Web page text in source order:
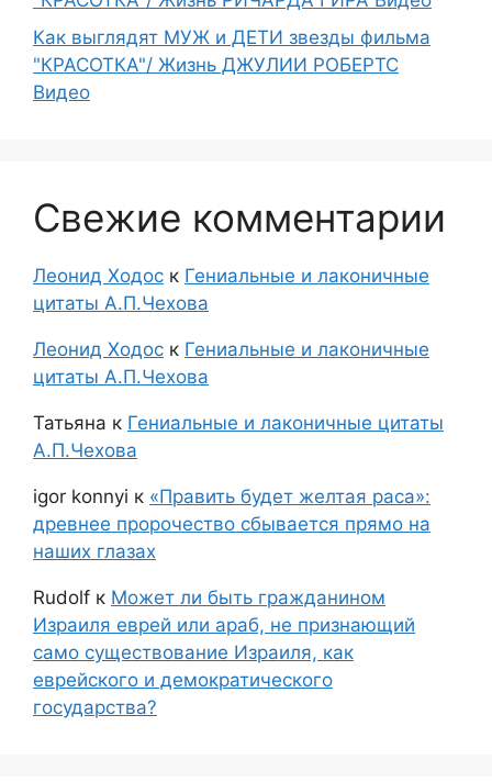
Как выглядят МУЖ и ДЕТИ звезды фильма
"КРАСОТКА"/ Жизнь ДЖУЛИИ РОБЕРТС
Видео
Свежие комментарии
Леонид Ходос к Гениальные и лаконичные
цитаты А.П.Чехова
Леонид Ходос к Гениальные и лаконичные
цитаты А.П.Чехова
Татьяна к Гениальные и лаконичные цитаты
А.П.Чехова
igor konnyi к «Править будет желтая раса»:
древнее пророчество сбывается прямо на
наших глазах
Rudolf к Может ли быть гражданином
Израиля еврей или араб, не признающий
само существование Израиля, как
еврейского и демократического
государства?